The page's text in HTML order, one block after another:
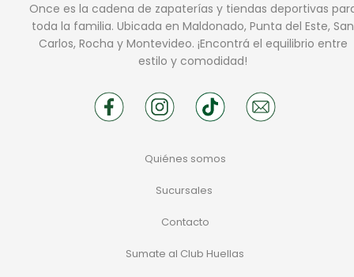
Once es la cadena de zapaterías y tiendas deportivas
toda la familia. Ubicada en Maldonado, Punta del Este, San
Carlos, Rocha y Montevideo. ¡Encontrá el equilibrio entre
estilo y comodidad!
Quiénes somos
Sucursales
Contacto
Sumate al Club Huellas